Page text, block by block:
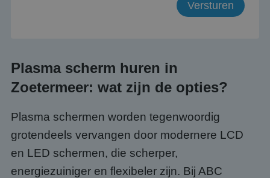
Plasma scherm huren in
Zoetermeer: wat zijn de opties?
Plasma schermen worden tegenwoordig
grotendeels vervangen door modernere LCD
en LED schermen, die scherper,
energiezuiniger en flexibeler zijn. Bij ABC